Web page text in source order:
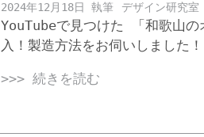
2024年12月18日 デザイン研究
YouTubeで見つけた 「和歌山の
入！製造方法をお伺いしました
>>> 続きを読む